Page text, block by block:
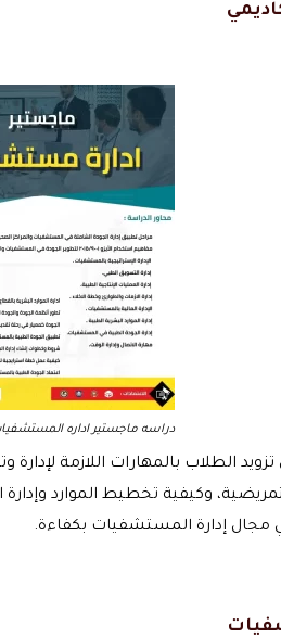
دراسه ماجستير اداره
الطلاب بالمهارات اللازمة
وكيفية تخطيط الموارد
مجال إدارة المستشفيات بكفاءة.